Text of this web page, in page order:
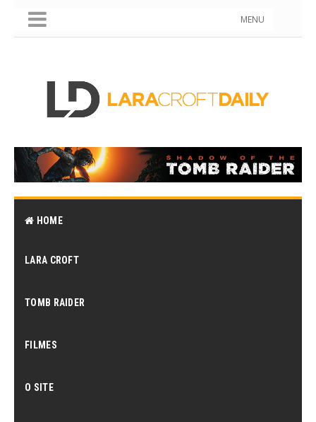
MENU
HOME
LARA CROFT
TOMB RAIDER
FILMES
O SITE